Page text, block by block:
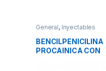
General, Inyectables
BENCILPENICILINA
PROCAINICA CON